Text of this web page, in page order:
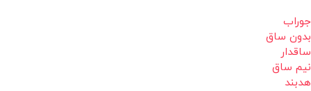
جوراب
بدون ساق
ساقدار
نیم ساق
هدبند